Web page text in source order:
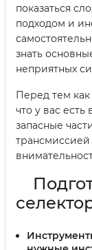
показаться
подходом и
знать
неприятных
Перед тем как
что у вас
запасные
трансмиссией